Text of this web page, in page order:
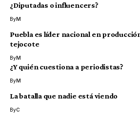
¿Diputadas o influencers?
ByM
Puebla es líder nacional en
tejocote
ByM
¿Y quién cuestiona a periodistas?
ByM
La batalla que nadie está viendo
ByC